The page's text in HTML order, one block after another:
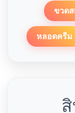
ขวดส
หลอดครีม